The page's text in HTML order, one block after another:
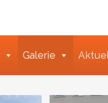
Galerie